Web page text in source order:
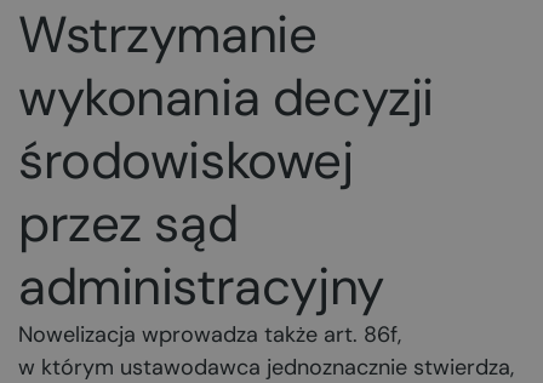
Wstrzymanie
wykonania decyzji
środowiskowej
przez sąd
administracyjny
Nowelizacja wprowadza także art. 86f,
w którym ustawodawca jednoznacznie stwierdza,